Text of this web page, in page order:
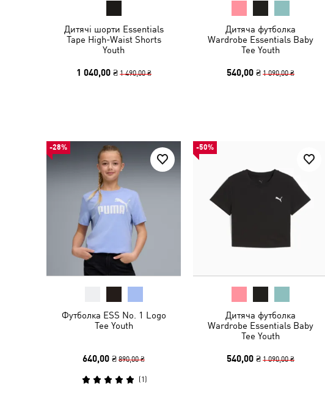
Дитячі шорти Essentials
Tape High-Waist Shorts
Youth
1 040,00 ₴ 1 490,00 ₴
Дитяча футболка
Wardrobe Essentials Baby
Tee Youth
540,00 ₴ 1 090,00 ₴
-28%
Футболка ESS No. 1 Logo
Tee Youth
640,00 ₴890,00 ₴
(1 )
-50%
Дитяча футболка
Wardrobe Essentials Baby
Tee Youth
540,00 ₴ 1 090,00 ₴